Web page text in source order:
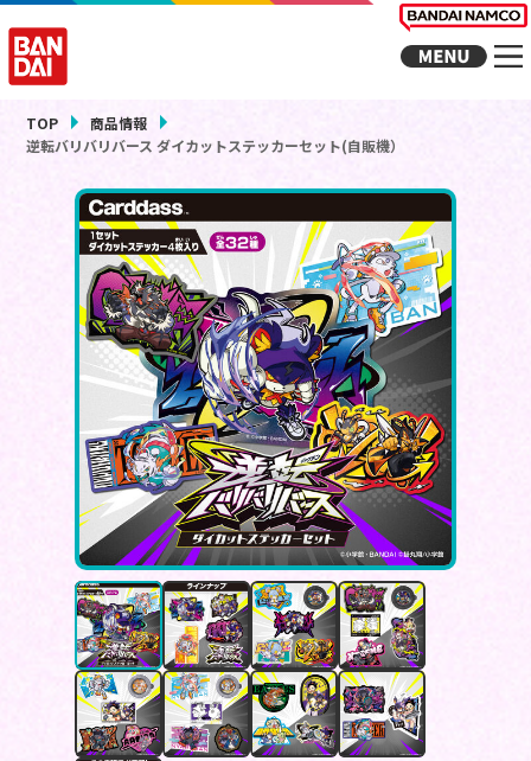
TOP
商品情報
逆転バリバリバース ダイカットステッカーセット(自販機）